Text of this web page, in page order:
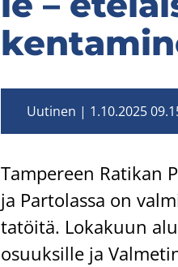
Uutinen 1.10.2025
Tam­pe­reen Ra­ti­kan
ja Par­to­las­sa on
ta­töi­tä. Lo­ka­kuun
osuuk­sil­le ja